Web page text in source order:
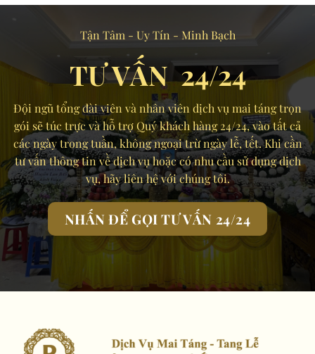
Tận Tâm - Uy Tín - Minh Bạch
TƯ VẤN 24/24
Đội ngũ tổng đài viên và nhân viên dịch vụ mai táng trọn
gói sẽ túc trực và hỗ trợ Quý khách hàng 24/24, vào tất cả
các ngày trong tuần, không ngoại trừ ngày lễ, tết. Khi cần
tư vấn thông tin về dịch vụ hoặc có nhu cầu sử dụng dịch
vụ, hãy liên hệ với chúng tôi.
NHẤN ĐỂ GỌI TƯ VẤN 24/24